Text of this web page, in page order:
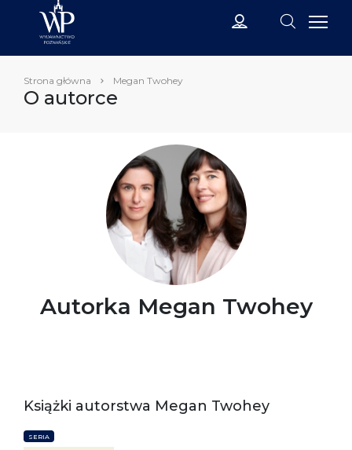
Strona główna Megan Twohey
O autorce
Autorka Megan Twohey
Książki autorstwa Megan Twohey
SERIA